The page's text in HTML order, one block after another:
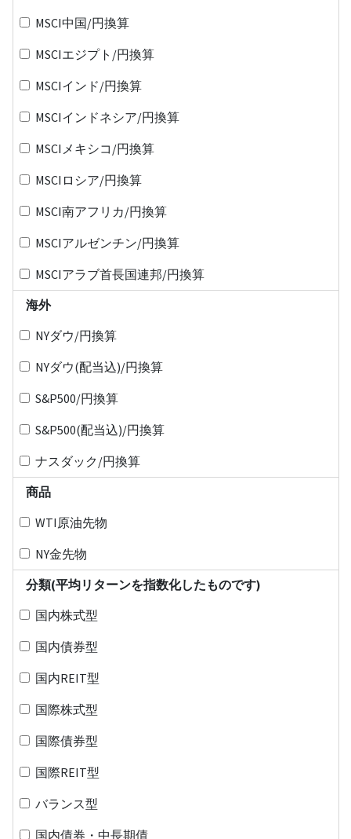
MSCI中国/円換算
MSCIエジプト/円換算
MSCIインド/円換算
MSCIインドネシア/円換算
MSCIメキシコ/円換算
MSCIロシア/円換算
MSCI南アフリカ/円換算
MSCIアルゼンチン/円換算
MSCIアラブ首長国連邦/円換算
海外
NYダウ/円換算
NYダウ(配当込)/円換算
S&P500/円換算
S&P500(配当込)/円換算
ナスダック/円換算
商品
WTI原油先物
NY金先物
分類(平均リターンを指数化したものです)
国内株式型
国内債券型
国内REIT型
国際株式型
国際債券型
国際REIT型
バランス型
国内債券・中長期債